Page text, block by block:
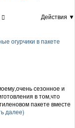
Действия ▼
огурчики в пакете
сезонное и
в том,что
пакете вместе
далее)